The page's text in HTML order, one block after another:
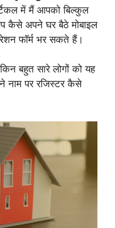
में मैं आपको बिल्कुल
कैसे अपने घर बैठे मोबाइल
फॉर्म भर सकते हैं।
बहुत सारे लोगों को यह
नाम पर रजिस्टर कैसे